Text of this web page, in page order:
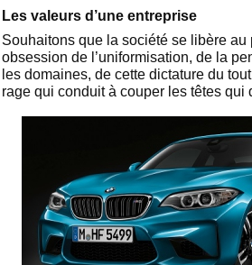
Les valeurs d’une entreprise
Souhaitons que la société se libère au
obsession de l’uniformisation, de la
les domaines, de cette dictature du
rage qui conduit à couper les têtes qui